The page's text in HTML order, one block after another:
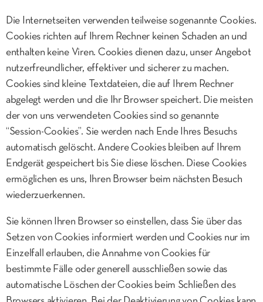
Die Internetseiten verwenden teilweise sogenannte Cookies.
Cookies richten auf Ihrem Rechner keinen Schaden an und
enthalten keine Viren. Cookies dienen dazu, unser Angebot
nutzerfreundlicher, effektiver und sicherer zu machen.
Cookies sind kleine Textdateien, die auf Ihrem Rechner
abgelegt werden und die Ihr Browser speichert. Die meisten
der von uns verwendeten Cookies sind so genannte
“Session-Cookies”. Sie werden nach Ende Ihres Besuchs
automatisch gelöscht. Andere Cookies bleiben auf Ihrem
Endgerät gespeichert bis Sie diese löschen. Diese Cookies
ermöglichen es uns, Ihren Browser beim nächsten Besuch
wiederzuerkennen.
Sie können Ihren Browser so einstellen, dass Sie über das
Setzen von Cookies informiert werden und Cookies nur im
Einzelfall erlauben, die Annahme von Cookies für
bestimmte Fälle oder generell ausschließen sowie das
automatische Löschen der Cookies beim Schließen des